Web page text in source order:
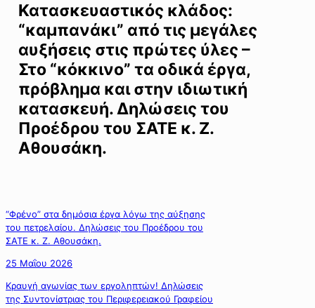
Κατασκευαστικός κλάδος:
“καμπανάκι” από τις μεγάλες
αυξήσεις στις πρώτες ύλες –
Στο “κόκκινο” τα οδικά έργα,
πρόβλημα και στην ιδιωτική
κατασκευή. Δηλώσεις του
Προέδρου του ΣΑΤΕ κ. Ζ.
Αθουσάκη.
“Φρένο” στα δημόσια έργα λόγω της αύξησης
του πετρελαίου. Δηλώσεις του Προέδρου του
ΣΑΤΕ κ. Ζ. Αθουσάκη.
25 Μαΐου 2026
Κραυγή αγωνίας των εργοληπτών! Δηλώσεις
της Συντονίστριας του Περιφερειακού Γραφείου